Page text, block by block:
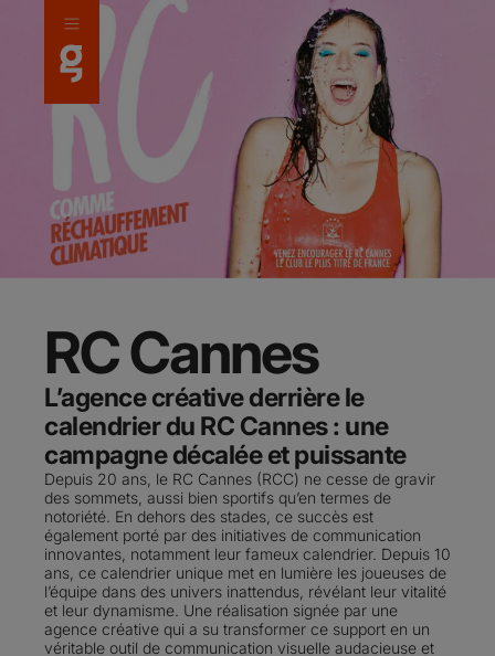
RC Cannes
L’agence créative derrière le
calendrier du RC Cannes : une
campagne décalée et puissante
Depuis 20 ans, le RC Cannes (RCC) ne cesse de gravir
des sommets, aussi bien sportifs qu’en termes de
notoriété. En dehors des stades, ce succès est
également porté par des initiatives de communication
innovantes, notamment leur fameux calendrier. Depuis 10
ans, ce calendrier unique met en lumière les joueuses de
l’équipe dans des univers inattendus, révélant leur vitalité
et leur dynamisme. Une réalisation signée par une
agence créative qui a su transformer ce support en un
véritable outil de communication visuelle audacieuse et
Panneau de gestion des cookies